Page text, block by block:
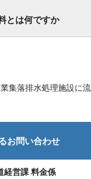
とは何ですか
集落排水処理施設に
お問い合わせ
経営課 料金係